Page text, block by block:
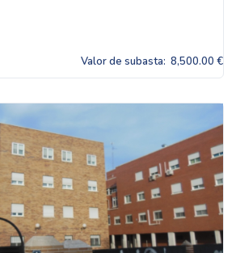
Valor de subasta: 8,500.00 €